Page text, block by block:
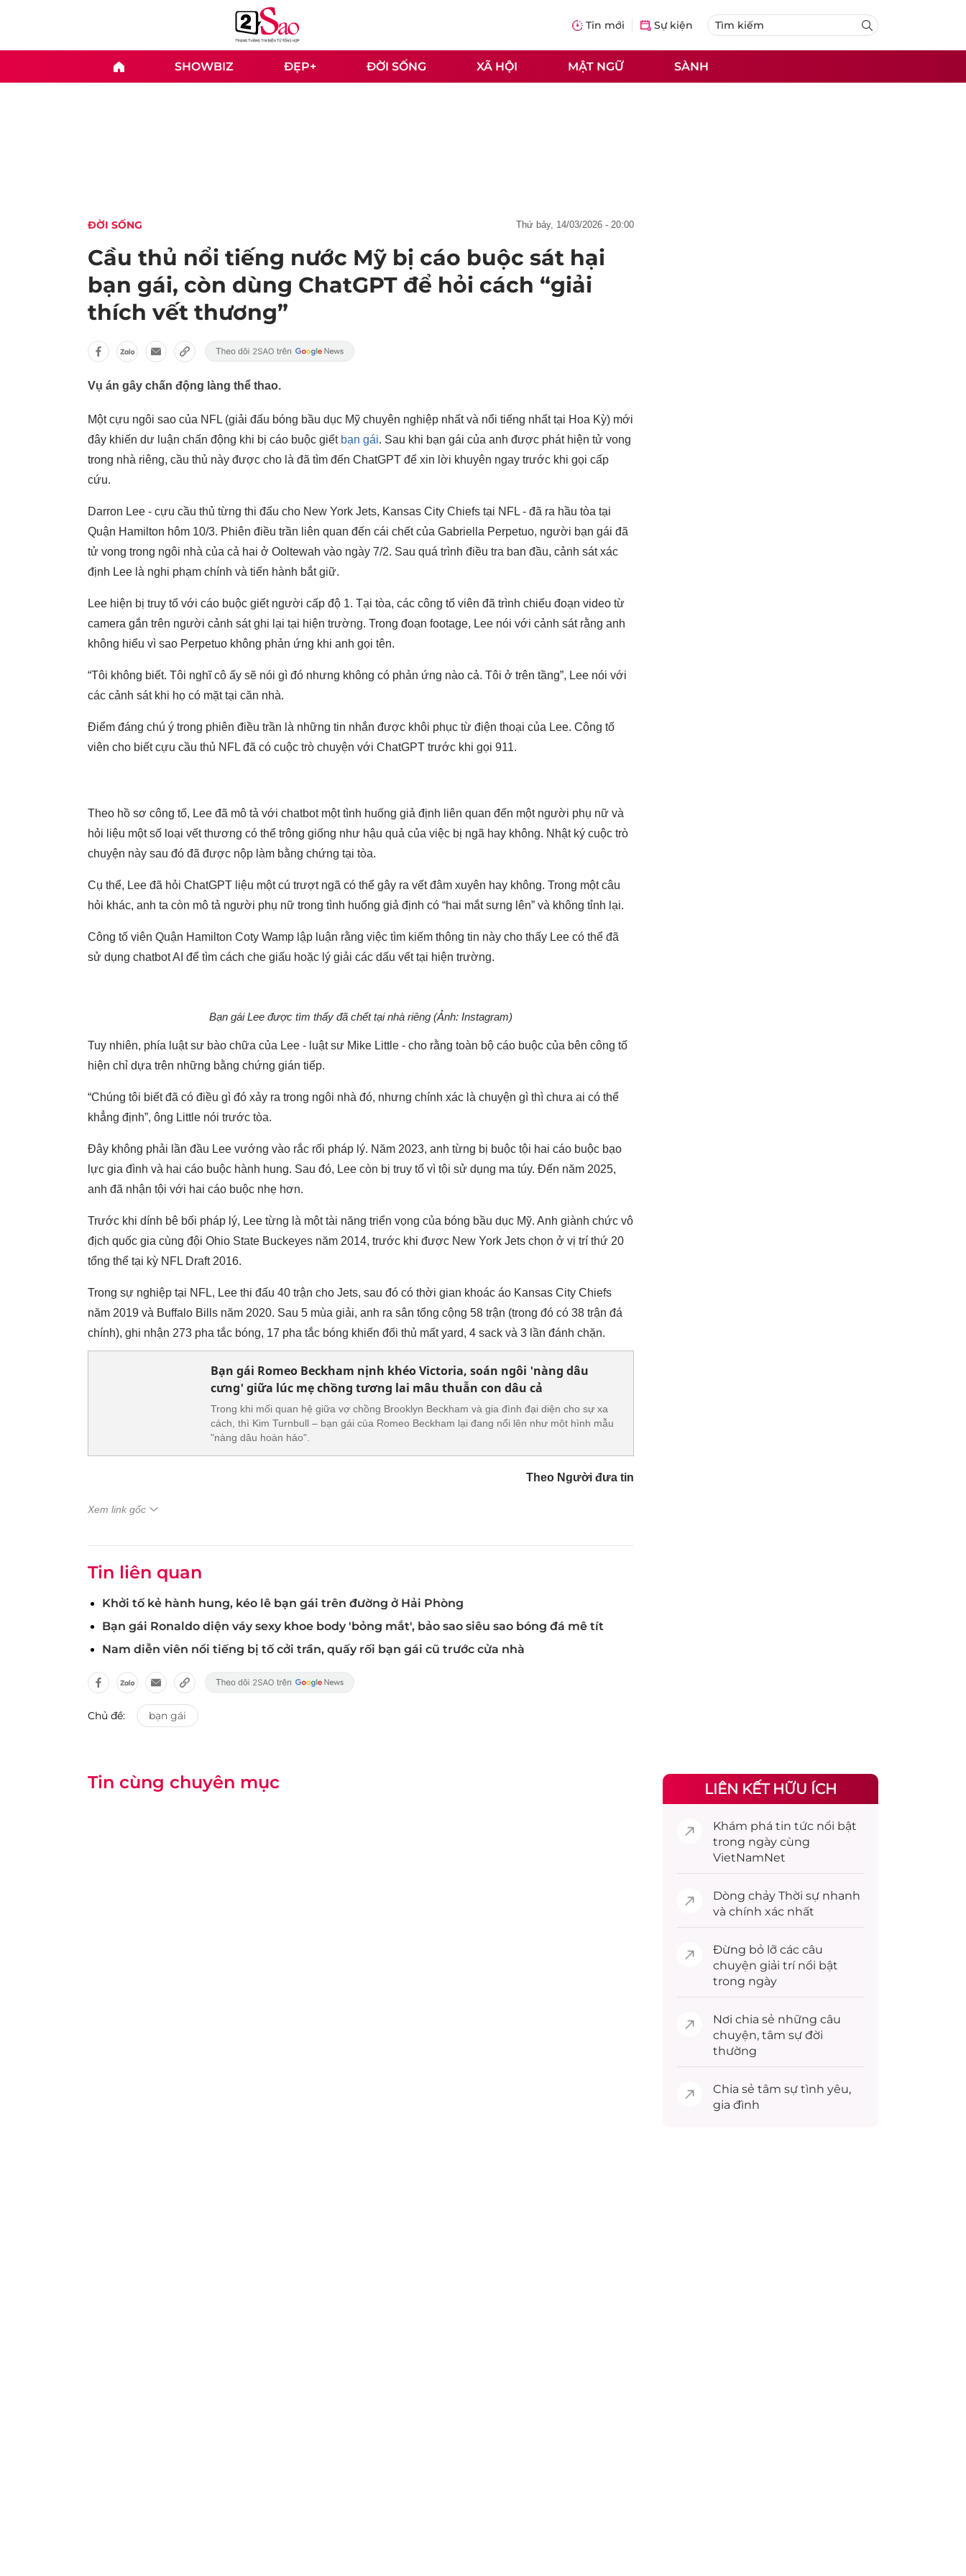
Tin mới Sự kiện
SHOWBIZ ĐẸP+ ĐỜI SỐNG XÃ HỘI MẬT NGỮ SÀNH
ĐỜI SỐNG thứ bảy, 14/03/2026 - 20:00
Cầu thủ nổi tiếng nước Mỹ bị cáo buộc sát hại
bạn gái, còn dùng ChatGPT để hỏi cách “giải
thích vết thương”
Vụ án gây chấn động làng thể thao.
Một cựu ngôi sao của NFL (giải đấu bóng bầu dục Mỹ chuyên nghiệp nhất và nổi tiếng nhất tại Hoa Kỳ) mới
đây khiến dư luận chấn động khi bị cáo buộc giết bạn gái. Sau khi bạn gái của anh được phát hiện tử vong
trong nhà riêng, cầu thủ này được cho là đã tìm đến ChatGPT để xin lời khuyên ngay trước khi gọi cấp
cứu.
Darron Lee - cựu cầu thủ từng thi đấu cho New York Jets, Kansas City Chiefs tại NFL - đã ra hầu tòa tại
Quận Hamilton hôm 10/3. Phiên điều trần liên quan đến cái chết của Gabriella Perpetuo, người bạn gái đã
tử vong trong ngôi nhà của cả hai ở Ooltewah vào ngày 7/2. Sau quá trình điều tra ban đầu, cảnh sát xác
định Lee là nghi phạm chính và tiến hành bắt giữ.
Lee hiện bị truy tố với cáo buộc giết người cấp độ 1. Tại tòa, các công tố viên đã trình chiếu đoạn video từ
camera gắn trên người cảnh sát ghi lại tại hiện trường. Trong đoạn footage, Lee nói với cảnh sát rằng anh
không hiểu vì sao Perpetuo không phản ứng khi anh gọi tên.
“Tôi không biết. Tôi nghĩ cô ấy sẽ nói gì đó nhưng không có phản ứng nào cả. Tôi ở trên tầng”, Lee nói với
các cảnh sát khi họ có mặt tại căn nhà.
Điểm đáng chú ý trong phiên điều trần là những tin nhắn được khôi phục từ điện thoại của Lee. Công tố
viên cho biết cựu cầu thủ NFL đã có cuộc trò chuyện với ChatGPT trước khi gọi 911.
Theo hồ sơ công tố, Lee đã mô tả với chatbot một tình huống giả định liên quan đến một người phụ nữ và
hỏi liệu một số loại vết thương có thể trông giống như hậu quả của việc bị ngã hay không. Nhật ký cuộc trò
chuyện này sau đó đã được nộp làm bằng chứng tại tòa.
Cụ thể, Lee đã hỏi ChatGPT liệu một cú trượt ngã có thể gây ra vết đâm xuyên hay không. Trong một câu
hỏi khác, anh ta còn mô tả người phụ nữ trong tình huống giả định có “hai mắt sưng lên” và không tỉnh lại.
Công tố viên Quận Hamilton Coty Wamp lập luận rằng việc tìm kiếm thông tin này cho thấy Lee có thể đã
sử dụng chatbot AI để tìm cách che giấu hoặc lý giải các dấu vết tại hiện trường.
Bạn gái Lee được tìm thấy đã chết tại nhà riêng (Ảnh: Instagram)
Tuy nhiên, phía luật sư bào chữa của Lee - luật sư Mike Little - cho rằng toàn bộ cáo buộc của bên công tố
hiện chỉ dựa trên những bằng chứng gián tiếp.
“Chúng tôi biết đã có điều gì đó xảy ra trong ngôi nhà đó, nhưng chính xác là chuyện gì thì chưa ai có thể
khẳng định”, ông Little nói trước tòa.
Đây không phải lần đầu Lee vướng vào rắc rối pháp lý. Năm 2023, anh từng bị buộc tội hai cáo buộc bạo
lực gia đình và hai cáo buộc hành hung. Sau đó, Lee còn bị truy tố vì tội sử dụng ma túy. Đến năm 2025,
anh đã nhận tội với hai cáo buộc nhẹ hơn.
Trước khi dính bê bối pháp lý, Lee từng là một tài năng triển vọng của bóng bầu dục Mỹ. Anh giành chức vô
địch quốc gia cùng đội Ohio State Buckeyes năm 2014, trước khi được New York Jets chọn ở vị trí thứ 20
tổng thể tại kỳ NFL Draft 2016.
Trong sự nghiệp tại NFL, Lee thi đấu 40 trận cho Jets, sau đó có thời gian khoác áo Kansas City Chiefs
năm 2019 và Buffalo Bills năm 2020. Sau 5 mùa giải, anh ra sân tổng cộng 58 trận (trong đó có 38 trận đá
chính), ghi nhận 273 pha tắc bóng, 17 pha tắc bóng khiến đối thủ mất yard, 4 sack và 3 lần đánh chặn.
Bạn gái Romeo Beckham nịnh khéo Victoria, soán ngôi 'nàng dâu
cưng' giữa lúc mẹ chồng tương lai mâu thuẫn con dâu cả
Trong khi mối quan hệ giữa vợ chồng Brooklyn Beckham và gia đình đại diện cho sự xa
cách, thì Kim Turnbull – bạn gái của Romeo Beckham lại đang nổi lên như một hình mẫu
"nàng dâu hoàn hảo".
Theo Người đưa tin
Xem link gốc
Tin liên quan
Khởi tố kẻ hành hung, kéo lê bạn gái trên đường ở Hải Phòng
Bạn gái Ronaldo diện váy sexy khoe body 'bỏng mắt', bảo sao siêu sao bóng đá mê tít
Nam diễn viên nổi tiếng bị tố cởi trần, quấy rối bạn gái cũ trước cửa nhà
Chủ đề: bạn gái
Tin cùng chuyên mục LIÊN KẾT HỮU ÍCH
Khám phá tin tức nổi bật
trong ngày cùng
VietNamNet
Dòng chảy Thời sự nhanh
và chính xác nhất
Đừng bỏ lỡ các câu
chuyện giải trínổi bật
trong ngày
Nơi chia sẻ những câu
chuyện, tâm sự đời
thường
Chia sẻ tâm sự tình yêu,
gia đình